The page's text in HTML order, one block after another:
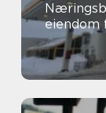
eiendom